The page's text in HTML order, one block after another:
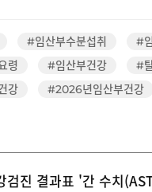
#임산부수분섭취
#
령
#임산부건강
#
강
#2026년임산부건강